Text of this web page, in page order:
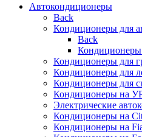
Автокондиционеры
Back
Кондиционеры для
Back
Кондиционеры
Кондиционеры для
Кондиционеры для
Кондиционеры для
Кондиционеры на
Электрические
Кондиционеры на
Кондиционеры на